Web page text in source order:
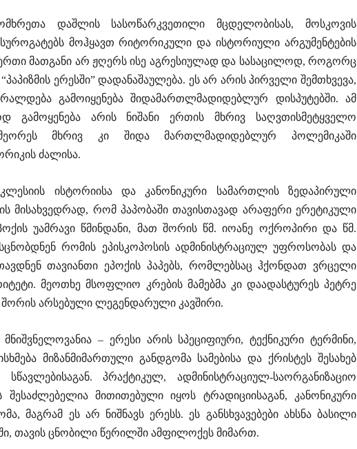
დაშლის სასოწარკვეთილი მცდელობისას, მოსკოვის
მოჰყავთ რიტორიკული და ისტორიული არგუმენტების
მათგანი არ ჟღერს ისე აგრესიულად და სასაცილოდ, როგორც
ერესში” დადანაშაულება. ეს არ არის პირველი შემთხვევა,
გამოიყენება შიდამართლმადიდებლურ დისპუტებში. ამ
გამოყენება არის ნიშანი ერთის მხრივ საღვთისმეტყველო
მხრივ კი შიდა მართლმადიდებლურ პოლემიკაში
ძალისა.
ისტორიისა და კანონიკური სამართლის ზედაპირული
მისახვედრად, რომ პაპობაში თავისთავად არაფერი ერეტიკული
უამრავი წმინდანი, მათ შორის წმ. იოანე ოქროპირი და წმ.
რომის ეპისკოპოსის ადმინისტრაციულ უფროსობას და
თავიანთი ეპოქის პაპებს, რომლებსაც ჰქონდათ ვრცელი
მეოთხე მსოფლიო კრების მამებმა კი დაადასტურეს პეტრე
შორის არსებული ლეგენდარული კავშირი.
– ერესი არის სპეციფიური, ტექნიკური ტერმინი,
მიზანმიმართული განდგომა სამებისა და ქრისტეს შესახებ
პრაქტიკულ, ადმინისტრაციულ-საორგანიზაციო
შესაძლებელია მითითებული იყოს ტრადიციისაგან, კანონიკური
მაგრამ ეს არ ნიშნავს ერესს. ეს განსხვავებები ახსნა ბასილი
თავის ცნობილი წერილში ამფილოქეს მიმართ.